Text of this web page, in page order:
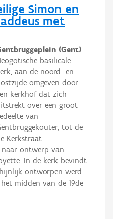
Simon en
met
(Gent)
basilicale
aan de noord- en
omgeven door
kerkhof dat zich
over een groot
van
tot de
Kerkstraat.
naar ontwerp van
In de kerk bevindt
ontworpen werd
midden van de 19de